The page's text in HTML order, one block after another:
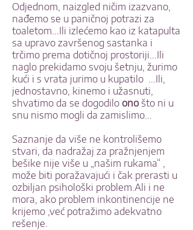
Odjednom, naizgled ničim izazvano,
nađemo se u paničnoj potrazi za
toaletom...Ili izlećemo kao iz katapulta
sa upravo završenog sastanka i
trčimo prema dotičnoj prostoriji...Ili
naglo prekidamo svoju šetnju, žurimo
kući i s vrata jurimo u kupatilo ...Ili,
jednostavno, kinemo i užasnuti,
shvatimo da se dogodilo ono što ni u
snu nismo mogli da zamislimo...
Saznanje da više ne kontrolišemo
stvari, da nadražaj za pražnjenjem
bešike nije više u „našim rukama“ ,
može biti poražavajući i čak prerasti u
ozbiljan psihološki problem.Ali i ne
mora, ako problem inkontinencije ne
krijemo ,već potražimo adekvatno
rešenje.